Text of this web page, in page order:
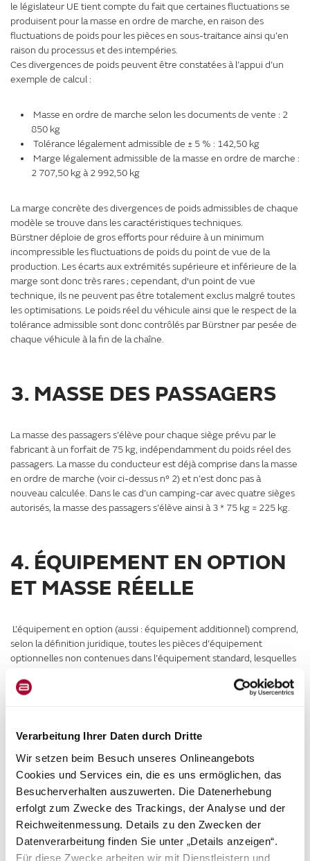
Verarbeitung Ihrer Daten durch Dritte
Wir setzen beim Besuch unseres Onlineangebots
Cookies und Services ein, die es uns ermöglichen, das
Besucherverhalten auszuwerten. Die Datenerhebung
erfolgt zum Zwecke des Trackings, der Analyse und der
Reichweitenmessung. Details zu den Zwecken der
Datenverarbeitung finden Sie unter „Details anzeigen“.
Für diese Zwecke arbeiten wir mit Dienstleistern und
le législateur UE tient compte du fait que certaines fluctuations se
produisent pour la masse en ordre de marche, en raison des
fluctuations de poids pour les pièces en sous-traitance ainsi qu’en
raison du processus et des intempéries.
Ces divergences de poids peuvent être constatées à l’appui d’un
exemple de calcul :
Masse en ordre de marche selon les documents de vente : 2
850 kg
Tolérance légalement admissible de ± 5 % : 142,50 kg
Marge légalement admissible de la masse en ordre de marche :
2 707,50 kg à 2 992,50 kg
La marge concrète des divergences de poids admissibles de chaque
modèle se trouve dans les caractéristiques techniques.
Bürstner déploie de gros efforts pour réduire à un minimum
incompressible les fluctuations de poids du point de vue de la
production. Les écarts aux extrémités supérieure et inférieure de la
marge sont donc très rares ; cependant, d'un point de vue
technique, ils ne peuvent pas être totalement exclus malgré toutes
les optimisations. Le poids réel du véhicule ainsi que le respect de la
tolérance admissible sont donc contrôlés par Bürstner par pesée de
chaque véhicule à la fin de la chaîne.
3. MASSE DES PASSAGERS
La masse des passagers s’élève pour chaque siège prévu par le
fabricant à un forfait de 75 kg, indépendamment du poids réel des
passagers. La masse du conducteur est déjà comprise dans la masse
en ordre de marche (voir ci-dessus n° 2) et n’est donc pas à
nouveau calculée. Dans le cas d’un camping-car avec quatre sièges
autorisés, la masse des passagers s’élève ainsi à 3 * 75 kg = 225 kg.
4. ÉQUIPEMENT EN OPTION
ET MASSE RÉELLE
L’équipement en option (aussi : équipement additionnel) comprend,
selon la définition juridique, toutes les pièces d’équipement
optionnelles non contenues dans l’équipement standard, lesquelles
c’est-à-dire départ usine –et qui peuvent être commandées par le
informations sur les poids individuels ou par paquet de l’équipement
en option pouvant être commandé dans nos documents de vente. À
ce titre, les autres accessoires installés en usine après la livraison du
véhicule par le revendeur ou par vous personnellement ne font pas
partie de l’équipement en option.
La masse du véhicule en ordre de marche (voir ci-dessus n° 2) et la
masse de l’équipement en option monté en usine sur un véhicule
concret sont désignées ensemble comme masse réelle. Vous
trouverez l’indication correspondante pour votre véhicule après le